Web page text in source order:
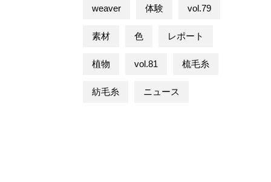
weaver 体験 vol.79
素材 色 レポート
植物 vol.81 梳毛糸
紡毛糸 ニュース